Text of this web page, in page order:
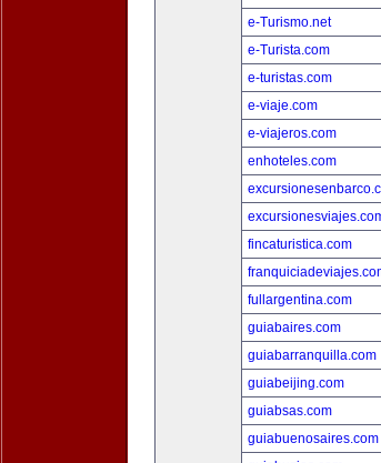
e-Turismo.net
e-Turista.com
e-turistas.com
e-viaje.com
e-viajeros.com
enhoteles.com
fincaturistica.com
fullargentina.com
guiabaires.com
guiabarranquilla.com
guiabeijing.com
guiabsas.com
guiabuenosaires.com